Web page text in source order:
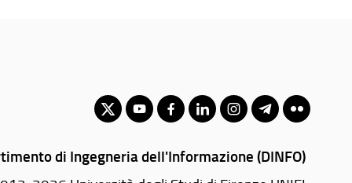
di Ingegneria dell'Informazione (DINFO)